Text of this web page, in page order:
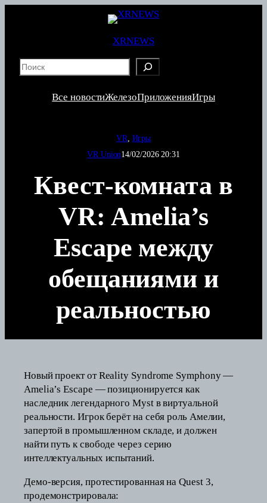
XRNEWS
Все новостиЖелезоПриложенияИгры
VR Игры
VR Union14/02/2026 20:31
Квест-комната в
VR: Amelia’s
Escape между
обещаниями и
реальностью
Новый проект от Reality Syndrome Symphony —
Amelia’s Escape — позиционируется как
наследник легендарного Myst в виртуальной
реальности. Игрок берёт на себя роль Амелии,
запертой в промышленном складе, и должен
найти путь к свободе через серию
интеллектуальных испытаний.
Демо-версия, протестированная на Quest 3,
продемонстрировала: